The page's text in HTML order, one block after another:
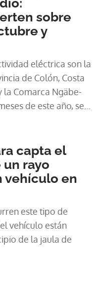
sobre
y
eléctrica son la
de Colón, Costa
la Comarca Ngäbe-
capta el
rayo
vehículo en
este tipo de
vehículo están
de la jaula de